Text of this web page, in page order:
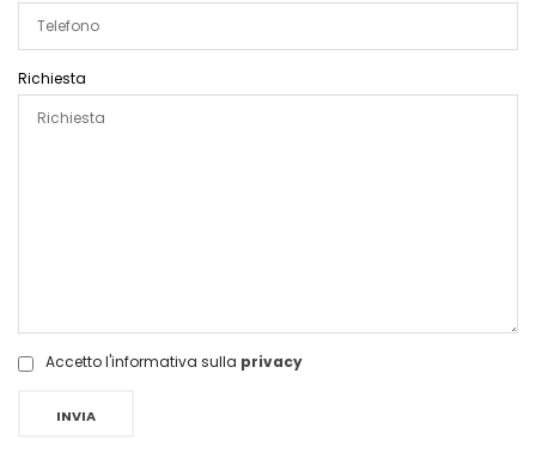
Richiesta
Accetto l'informativa sulla privacy
INVIA